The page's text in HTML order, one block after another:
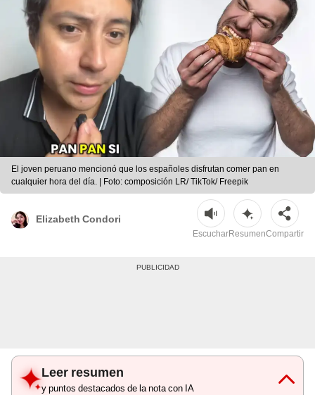
El joven peruano mencionó que los españoles disfrutan comer pan en
cualquier hora del día. | Foto: composición LR/ TikTok/ Freepik
Elizabeth Condori
EscucharResumenCompartir
Leer resumen
y puntos destacados de la nota con IA